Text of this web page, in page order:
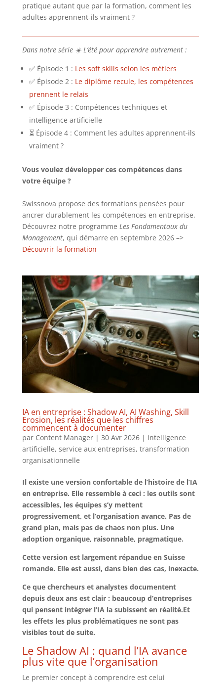
pratique autant que par la formation, comment les
adultes apprennent-ils vraiment ?
Dans notre série ☀️ L’été pour apprendre autrement :
✅ Épisode 1 : Les soft skills selon les métiers
✅ Épisode 2 : Le diplôme recule, les compétences
prennent le relais
✅ Épisode 3 : Compétences techniques et
intelligence artificielle
⏳ Épisode 4 : Comment les adultes apprennent-ils
vraiment ?
Vous voulez développer ces compétences dans
votre équipe ?
Swissnova propose des formations pensées pour
ancrer durablement les compétences en entreprise.
Découvrez notre programme Les Fondamentaux du
Management, qui démarre en septembre 2026 –>
Découvrir la formation
IA en entreprise : Shadow AI, AI Washing, Skill
Erosion, les réalités que les chiffres
commencent à documenter
par Content Manager| 30 Avr 2026| intelligence
artificielle, service aux entreprises, transformation
organisationnelle
Il existe une version confortable de l’histoire de l’IA
en entreprise. Elle ressemble à ceci : les outils sont
accessibles, les équipes s’y mettent
progressivement, et l’organisation avance. Pas de
grand plan, mais pas de chaos non plus. Une
adoption organique, raisonnable, pragmatique.
Cette version est largement répandue en Suisse
romande. Elle est aussi, dans bien des cas, inexacte.
Ce que chercheurs et analystes documentent
depuis deux ans est clair : beaucoup d’entreprises
qui pensent intégrer l’IA la subissent en réalité.Et
les effets les plus problématiques ne sont pas
visibles tout de suite.
Le Shadow AI : quand l’IA avance
plus vite que l’organisation
Le premier concept à comprendre est celui